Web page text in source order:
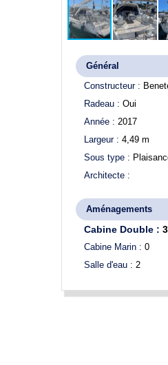
Général
Constructeur :
Radeau : Oui
Année : 2017
Largeur : 4,49 m
Sous type :
Architecte :
Aménagements
Cabine Double : 3
Cabine Marin : 0
Salle d'eau : 2